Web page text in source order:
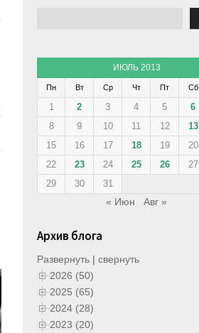
ИЮЛЬ 2013
Пн Вт Ср Чт Пт Сб
1 2 3 4 5 6
8
9 10 11 12 13
15
16 17 18 19 20
22
23 24 25 26 27
29
30 31
« Июн Авг »
Архив блога
Развернуть | свернуть
2026 (50)
2025 (65)
2024 (28)
2023 (20)